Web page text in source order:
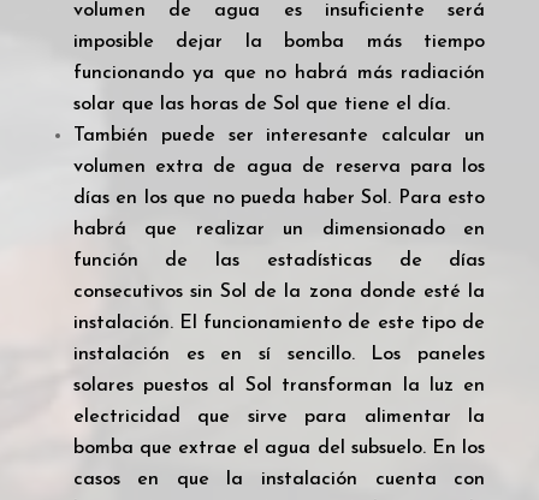
volumen de agua es insuficiente será
imposible dejar la bomba más tiempo
funcionando ya que no habrá más radiación
solar que las horas de Sol que tiene el día.
También puede ser interesante calcular un
volumen extra de agua de reserva para los
días en los que no pueda haber Sol. Para esto
habrá que realizar un dimensionado en
función de las estadísticas de días
consecutivos sin Sol de la zona donde esté la
instalación. El funcionamiento de este tipo de
instalación es en sí sencillo. Los paneles
solares puestos al Sol transforman la luz en
electricidad que sirve para alimentar la
bomba que extrae el agua del subsuelo. En los
casos en que la instalación cuenta con